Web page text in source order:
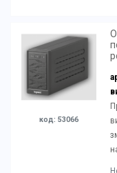
код: 53066